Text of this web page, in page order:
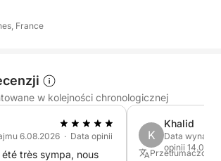
France
w kolejności chronologicznej
6.08.2026 · Data opinii
très sympa, nous
K
Khalid
Data
opinii
Przetłumaczone